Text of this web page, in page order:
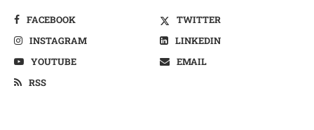
FACEBOOK
TWITTER
INSTAGRAM
LINKEDIN
YOUTUBE
EMAIL
RSS